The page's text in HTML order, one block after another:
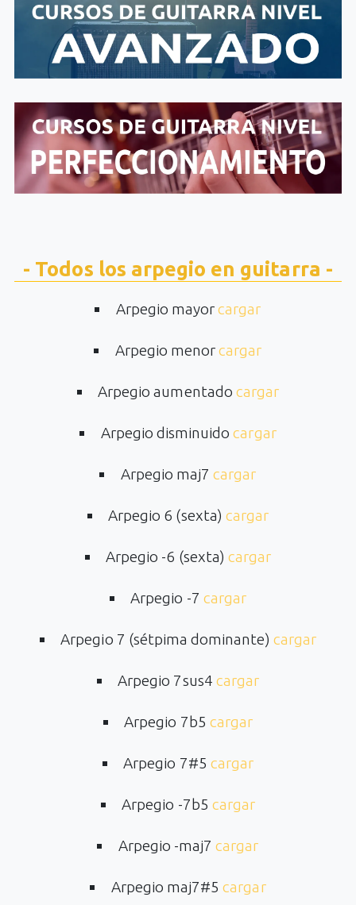
- Todos los arpegio en guitarra -
Arpegio mayorcargar
Arpegio menorcargar
Arpegio aumentado cargar
Arpegio disminuidocargar
Arpegio maj7cargar
Arpegio 6 (sexta) cargar
Arpegio -6 (sexta) cargar
Arpegio -7 cargar
Arpegio 7 (sétpima dominante) cargar
Arpegio 7sus4 cargar
Arpegio 7b5 cargar
Arpegio 7#5 cargar
Arpegio -7b5 cargar
Arpegio -maj7cargar
Arpegio maj7#5cargar